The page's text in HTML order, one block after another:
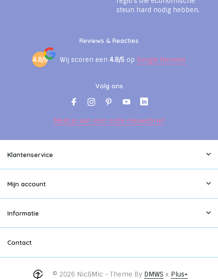
steun hard nodig hebben.
Reviews & Reacties
4.8/5 Wij scoren een 4.8/5 op Google Reviews
Volg ons
Meld je aan voor onze nieuwsbrief
Klantenservice
Mijn account
Informatie
Contact
© 2026 Nic&Mic - Theme By DMWS x Plus+